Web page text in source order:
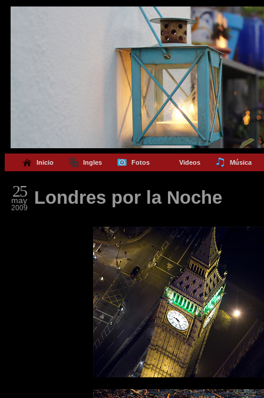
Inicio Ingles Fotos Videos Música
25
may
2009 Londres por la Noche